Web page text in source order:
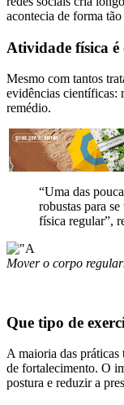
acontecia de forma
Atividade física
Mesmo com tantos
evidências científicas:
remédio.
“Uma das
robustas para
física regular”,
Mover o corpo
Que tipo de
A maioria das práticas
de fortalecimento. O
postura e reduzir a